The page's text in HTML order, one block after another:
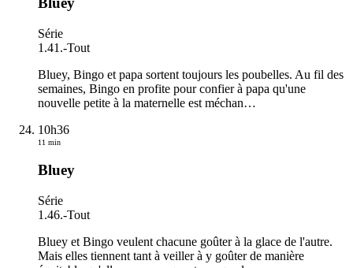
Série
1.41.-Tout
Bluey, Bingo et papa sortent toujours les poubelles. Au fil des
semaines, Bingo en profite pour confier à papa qu'une
nouvelle petite à la maternelle est méchan…
10h36
11 min
Bluey
Série
1.46.-Tout
Bluey et Bingo veulent chacune goûter à la glace de l'autre.
Mais elles tiennent tant à veiller à y goûter de manière